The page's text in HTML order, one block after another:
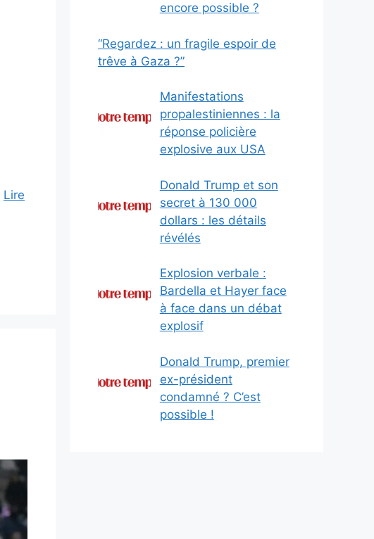
Lire
encore possible ?
“Regardez : un fragile espoir de
trêve à Gaza ?”
Manifestations
propalestiniennes : la
réponse policière
explosive aux USA
Donald Trump et son
secret à 130 000
dollars : les détails
révélés
Explosion verbale :
Bardella et Hayer face
à face dans un débat
explosif
Donald Trump, premier
ex-président
condamné ? C’est
possible !